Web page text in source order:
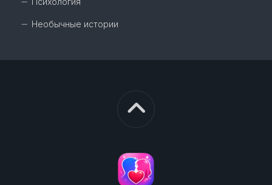
Необычные истории